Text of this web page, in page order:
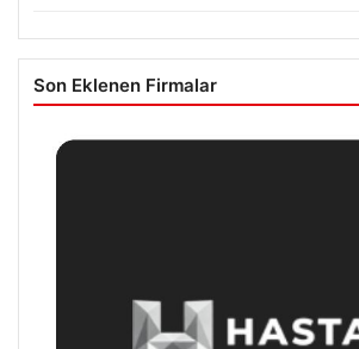
Son Eklenen Firmalar